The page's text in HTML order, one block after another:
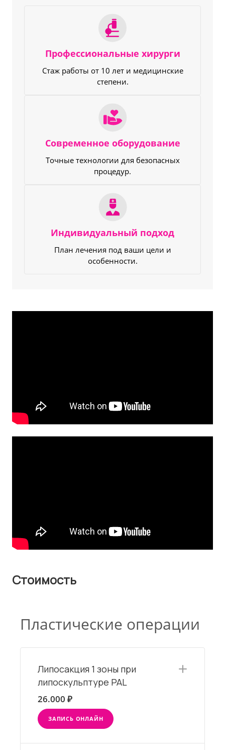
Профессиональные хирурги
Стаж работы от 10 лет и медицинские
степени.
Современное оборудование
Точные технологии для безопасных
процедур.
Индивидуальный подход
План лечения под ваши цели и
особенности.
Стоимость
Пластические операции
Липосакция 1 зоны при
липоскульптуре PAL
26.000 ₽
ЗАПИСЬ ОНЛАЙН